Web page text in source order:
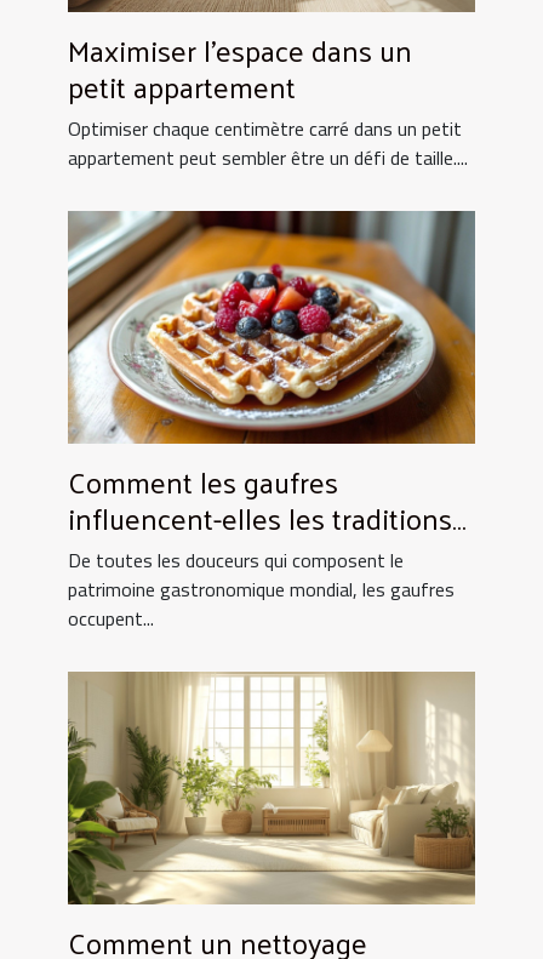
Maximiser l'espace dans un
petit appartement
Optimiser chaque centimètre carré dans un petit
appartement peut sembler être un défi de taille....
Comment les gaufres
influencent-elles les traditions
culinaires ?
De toutes les douceurs qui composent le
patrimoine gastronomique mondial, les gaufres
occupent...
Comment un nettoyage